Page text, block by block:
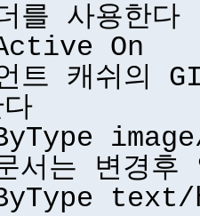
를 사용한다
On
트 캐쉬의
서는 변경후
text/